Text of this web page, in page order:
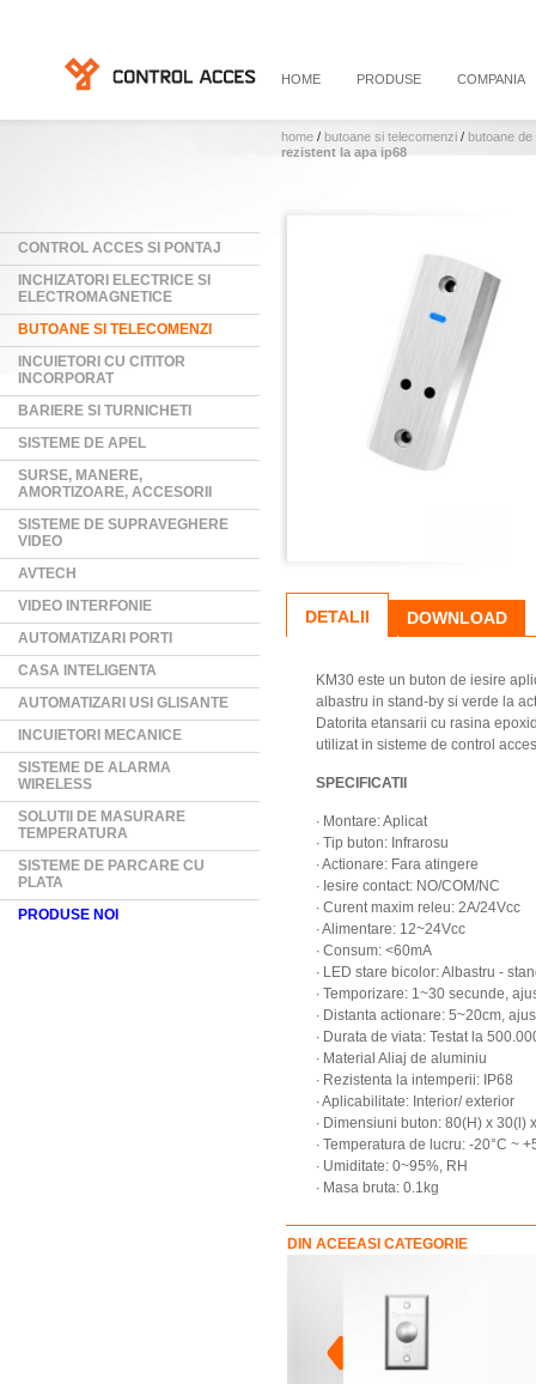
HOME PRODUSE COMPANIA
home / butoane si telecomenzi / butoane
rezistent la apa ip68
CONTROL ACCES SI PONTAJ
INCHIZATORI ELECTRICE SI
ELECTROMAGNETICE
BUTOANE SI TELECOMENZI
INCUIETORI CU CITITOR
INCORPORAT
BARIERE SI TURNICHETI
SISTEME DE APEL
SURSE, MANERE,
AMORTIZOARE, ACCESORII
SISTEME DE SUPRAVEGHERE
VIDEO
AVTECH
VIDEO INTERFONIE
AUTOMATIZARI PORTI
CASA INTELIGENTA
AUTOMATIZARI USI GLISANTE
INCUIETORI MECANICE
SISTEME DE ALARMA
WIRELESS
SOLUTII DE MASURARE
TEMPERATURA
SISTEME DE PARCARE CU
PLATA
PRODUSE NOI
DETALII DOWNLOAD
KM30 este un buton de iesire
albastru in stand-by si verde la
Datorita etansarii cu rasina
utilizat in sisteme de control
SPECIFICATII
∙ Montare: Aplicat
∙ Tip buton: Infrarosu
∙ Actionare: Fara atingere
∙ Iesire contact: NO/COM/NC
∙ Curent maxim releu: 2A/24Vcc
∙ Alimentare: 12~24Vcc
∙ Consum: <60mA
∙ LED stare bicolor: Albastru -
∙ Temporizare: 1~30 secunde,
∙ Distanta actionare: 5~20cm,
∙ Durata de viata: Testat la
∙ Material Aliaj de aluminiu
∙ Rezistenta la intemperii: IP68
∙ Aplicabilitate: Interior/ exterior
∙ Dimensiuni buton: 80(H) x 30(l)
∙ Temperatura de lucru: -20°C ~
∙ Umiditate: 0~95%, RH
∙ Masa bruta: 0.1kg
DIN ACEEASI CATEGORIE